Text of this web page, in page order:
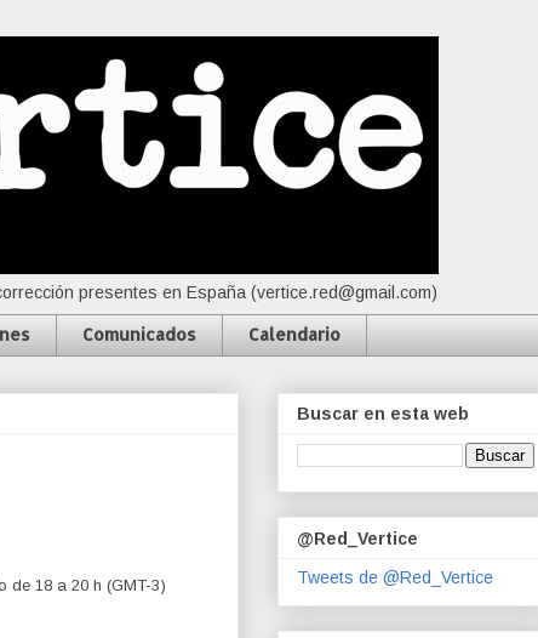
presentes en España (vertice.red@gmail.com)
Comunicados Calendario
de 18 a 20 h (GMT-3)
Buscar en esta web
@Red_Vertice
Tweets de @Red_Vertice